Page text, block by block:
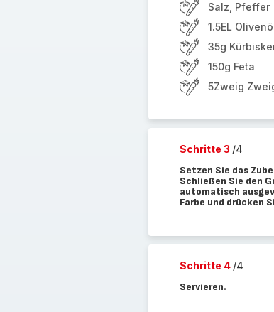
Salz, Pfeffer
1.5EL
35g
150g Feta
5Zweig
Schritte 3 /4
Setzen Sie das
Schließen Sie den
automatisch
Farbe und drücken
Schritte 4 /4
Servieren.